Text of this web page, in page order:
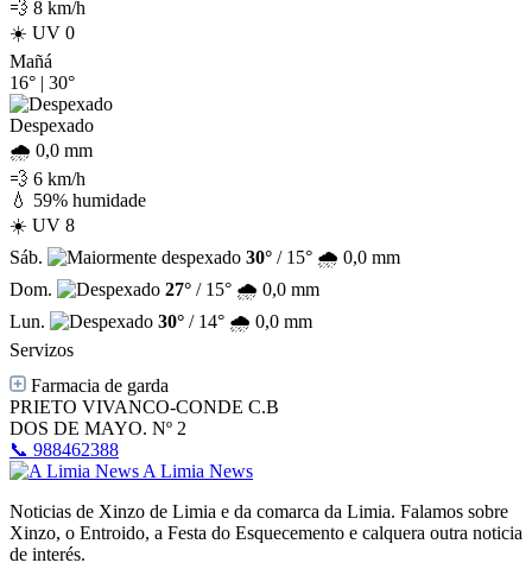
💨 8 km/h
☀️ UV 0
Mañá
16° | 30°
Despexado
🌧️ 0,0 mm
💨 6 km/h
💧 59% humidade
☀️ UV 8
Sáb.
30° / 15° 🌧️ 0,0 mm
Dom.
27° / 15° 🌧️ 0,0 mm
Lun.
30° / 14° 🌧️ 0,0 mm
Servizos
Farmacia de garda
PRIETO VIVANCO-CONDE C.B
DOS DE MAYO. Nº 2
📞 988462388
A Limia News
Noticias de Xinzo de Limia e da comarca da Limia. Falamos sobre
Xinzo, o Entroido, a Festa do Esquecemento e calquera outra noticia
de interés.